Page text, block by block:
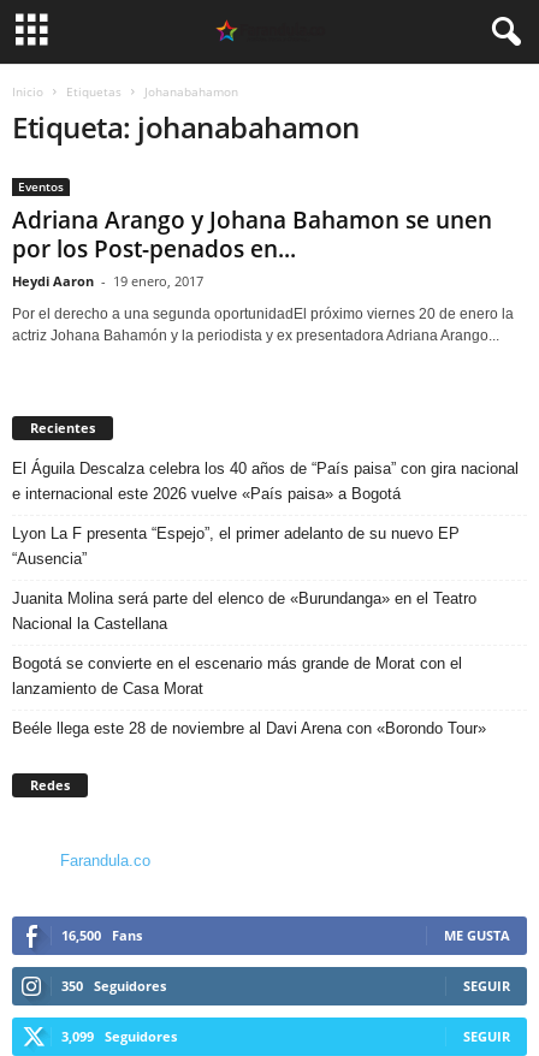
Inicio Etiquetas Johanabahamon
Etiqueta: johanabahamon
Eventos
Adriana Arango y Johana Bahamon se unen
por los Post-penados en...
Heydi Aaron - 19 enero, 2017
Por el derecho a una segunda oportunidadEl próximo viernes 20 de enero la
actriz Johana Bahamón y la periodista y ex presentadora Adriana Arango...
Recientes
El Águila Descalza celebra los 40 años de “País paisa” con gira nacional
e internacional este 2026 vuelve «País paisa» a Bogotá
Lyon La F presenta “Espejo”, el primer adelanto de su nuevo EP
“Ausencia”
Juanita Molina será parte del elenco de «Burundanga» en el Teatro
Nacional la Castellana
Bogotá se convierte en el escenario más grande de Morat con el
lanzamiento de Casa Morat
Beéle llega este 28 de noviembre al Davi Arena con «Borondo Tour»
Redes
Farandula.co
16,500 Fans ME GUSTA
350 Seguidores SEGUIR
3,099 Seguidores SEGUIR